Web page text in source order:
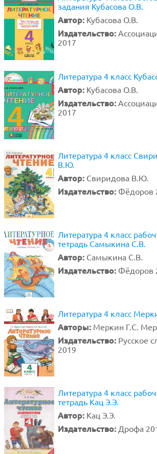
задания Кубасова О.В.
Автор: Кубасова О.В.
Издательство:
2017
Литература 4 класс
Автор: Кубасова О.В.
Издательство:
2017
Литература 4 класс
В.Ю.
Автор: Свиридова В.Ю.
Издательство: Фёдоров
Литература 4 класс
тетрадь Самыкина С.В.
Автор: Самыкина С.В.
Издательство: Фёдоров
Литература 4 класс
Авторы: Меркин Г.С.
Издательство: Русское
2019
Литература 4 класс
тетрадь Кац Э.Э.
Автор: Кац Э.Э.
Издательство: Дрофа